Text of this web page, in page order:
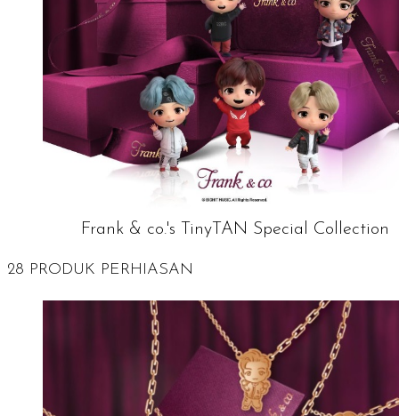
Frank & co.'s TinyTAN Special Collection
28 PRODUK PERHIASAN